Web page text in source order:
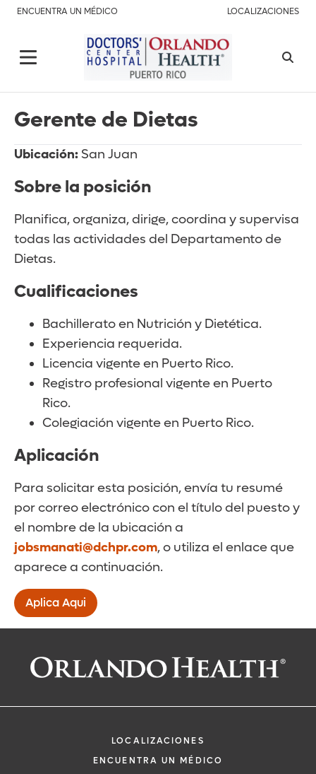
ENCUENTRA UN MÉDICO LOCALIZACIONES
Gerente de Dietas
Ubicación: San Juan
Sobre la posición
Planifica, organiza, dirige, coordina y supervisa
todas las actividades del Departamento de
Dietas.
Cualificaciones
Bachillerato en Nutrición y Dietética.
Experiencia requerida.
Licencia vigente en Puerto Rico.
Registro profesional vigente en Puerto
Rico.
Colegiación vigente en Puerto Rico.
Aplicación
Para solicitar esta posición, envía tu resumé
por correo electrónico con el título del puesto y
el nombre de la ubicación a
jobsmanati@dchpr.com, o utiliza el enlace que
aparece a continuación.
Aplica Aqui
LOCALIZACIONES
ENCUENTRA UN MÉDICO